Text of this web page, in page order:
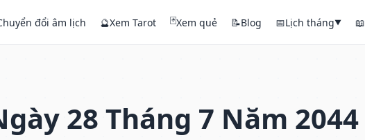
đổi âm lịch 🔮Xem Tarot 🃏Xem quẻ 📝Blog 📅Lịch tháng▼ 📖
28 Tháng 7 Năm 2044